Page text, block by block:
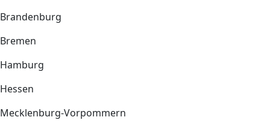
Brandenburg
Bremen
Hamburg
Hessen
Mecklenburg-Vorpommern